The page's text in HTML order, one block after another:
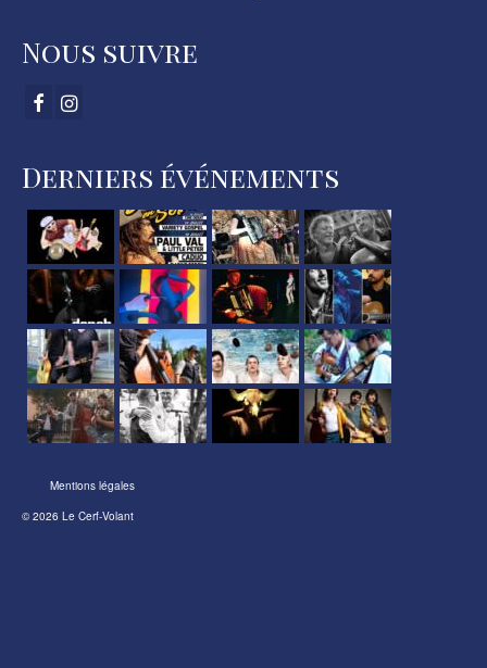
Nous suivre
Derniers événements
Mentions légales
© 2026 Le Cerf-Volant